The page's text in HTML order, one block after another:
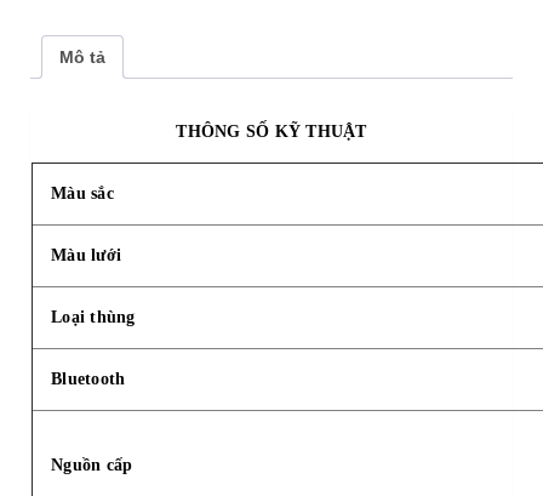
Mô tả
THÔNG SỐ KỸ THUẬT
Màu sắc
Màu lưới
Loại thùng
Bluetooth
Nguồn cấp